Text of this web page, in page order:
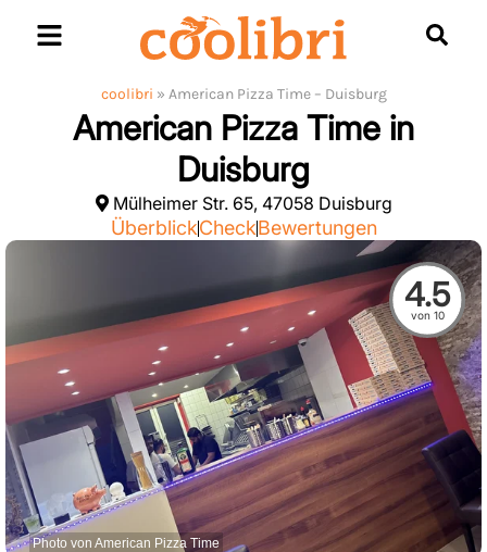
coolibri » American Pizza Time – Duisburg
American Pizza Time in
Duisburg
Mülheimer Str. 65, 47058 Duisburg
ÜberblickCheckBewertungen
4.5
von 10
Photo von American Pizza Time